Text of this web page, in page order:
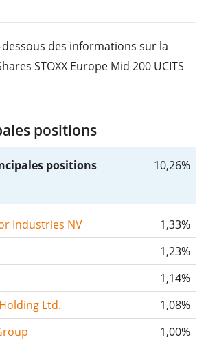
des informations sur la
STOXX Europe Mid 200 UCITS
positions
positions
10,26%
Industries NV
1,33%
1,23%
1,14%
Ltd.
1,08%
1,00%